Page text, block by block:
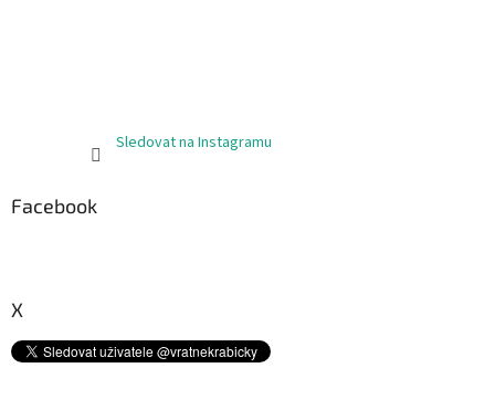
Sledovat na Instagramu
Facebook
X